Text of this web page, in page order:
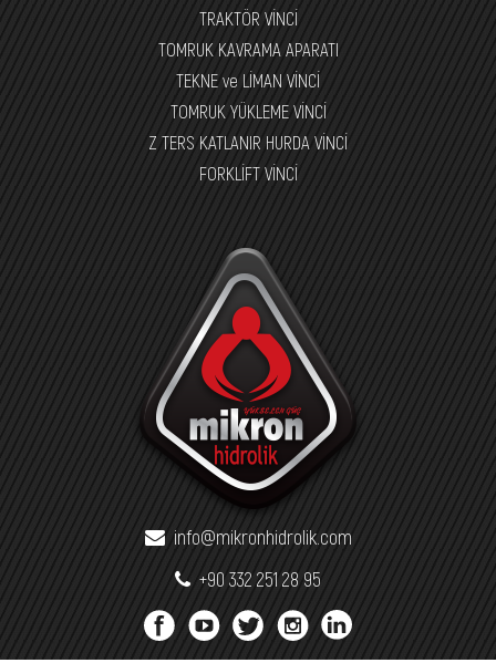
TRAKTÖR VİNCİ
TOMRUK KAVRAMA APARATI
TEKNE ve LİMAN VİNCİ
TOMRUK YÜKLEME VİNCİ
Z TERS KATLANIR HURDA VİNCİ
FORKLİFT VİNCİ
info@mikronhidrolik.com
+90 332 251 28 95